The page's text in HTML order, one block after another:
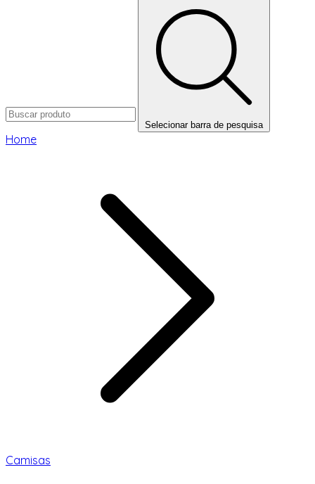
Selecionar barra de pesquisa
Home
Camisas